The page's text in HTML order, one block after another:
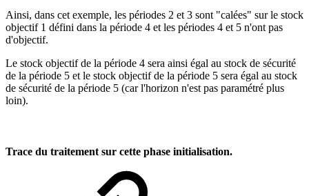
Ainsi, dans cet exemple, les périodes 2 et 3 sont "calées" sur le stock
objectif 1 défini dans la période 4 et les périodes 4 et 5 n'ont pas
d'objectif.
Le stock objectif de la période 4 sera ainsi égal au stock de sécurité
de la période 5 et le stock objectif de la période 5 sera égal au stock
de sécurité de la période 5 (car l'horizon n'est pas paramétré plus
loin).
Trace du traitement sur cette phase initialisation.